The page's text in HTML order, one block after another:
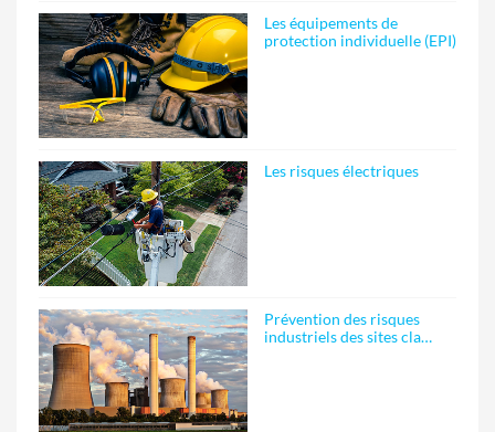
Les équipements de
protection individuelle (EPI)
Les risques électriques
Prévention des risques
industriels des sites cla…